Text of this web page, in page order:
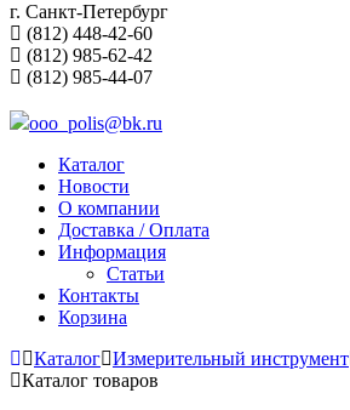
г. Санкт-Петербург
(812) 448-42-60
(812) 985-62-42
(812) 985-44-07
ooo_polis@bk.ru
Каталог
Новости
О компании
Доставка / Оплата
Информация
Статьи
Контакты
Корзина
Каталог Измерительный инструмент
Каталог товаров